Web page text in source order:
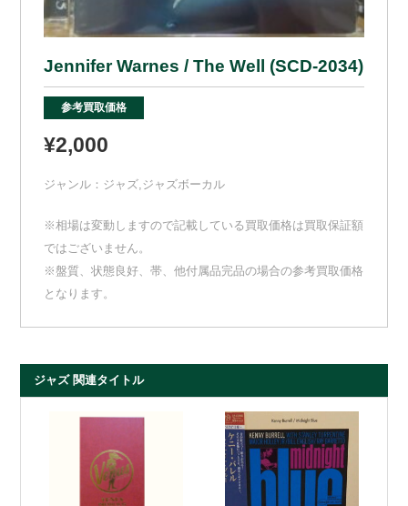
Jennifer Warnes / The Well (SCD-2034)
参考買取価格
¥2,000
ジャンル： ジャズ ジャズボーカル
※相場は変動しますので記載している買取価格は買取保証額
ではございません。
※盤質、状態良好、帯、他付属品完品の場合の参考買取価格
となります。
ジャズ 関連タイトル